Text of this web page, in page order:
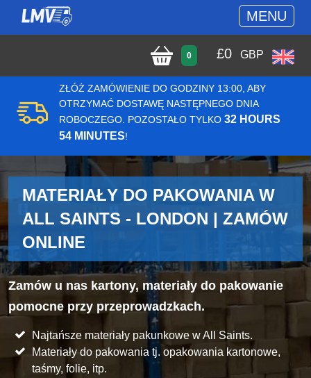
MENU
0 £0 GBP
ZŁÓŻ ZAMÓWIENIE DO GODZINY 13:00, ABY
OTRZYMAĆ DOSTAWĘ NASTĘPNEGO DNIA
ROBOCZEGO. POZOSTAŁO TYLKO 32 HOURS
54 MINUTES!
MATERIAŁY DO PAKOWANIA W
ALL SAINTS - LONDON | ZAMÓW
ONLINE
Zamów u nas kartony, materiały do pakowanie
pomocne przy przeprowadzkach.
Najtańsze materiały pakunkowe w All Saints.
Materiały do pakowania tj. opakowania kartonowe,
taśmy, folie, itp.